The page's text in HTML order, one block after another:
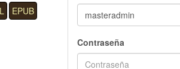
EPUB
Contraseña